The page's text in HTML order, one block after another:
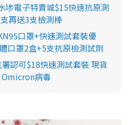
埗電子特賣城$15快速抗原測
再送3支檢測棒
口罩+快速測試套裝優
口罩2盒+5支抗原檢測試劑
認可$18快速測試套裝 現貨
病毒